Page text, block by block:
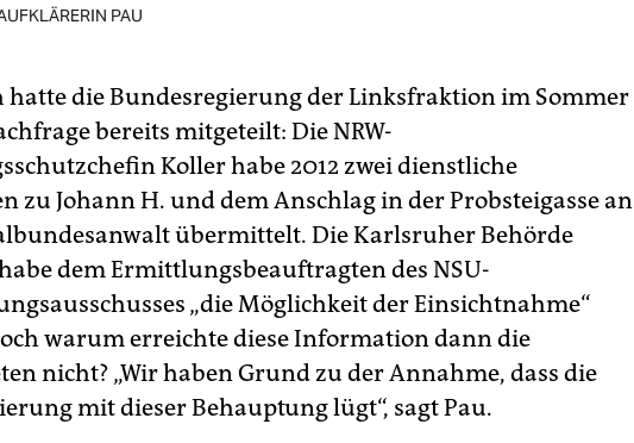
PAU
hatte die Bundesregierung der Linksfraktion im Sommer
bereits mitgeteilt: Die NRW-
Koller habe 2012 zwei dienstliche
zu Johann H. und dem Anschlag in der Probsteigasse an
übermittelt. Die Karlsruher Behörde
dem Ermittlungsbeauftragten des NSU-
„die Möglichkeit der Einsichtnahme“
warum erreichte diese Information dann die
nicht? „Wir haben Grund zu der Annahme, dass die
mit dieser Behauptung lügt“, sagt Pau.